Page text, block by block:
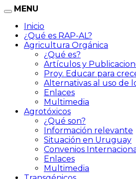
MENU
Inicio
¿Qué es RAP-AL?
Agricultura Orgánica
¿Qué es?
Artículos y
Proy. Educar para
Alternativas al uso de
Enlaces
Multimedia
Agrotóxicos
¿Qué son?
Información relevante
Situación en Uruguay
Convenios
Enlaces
Multimedia